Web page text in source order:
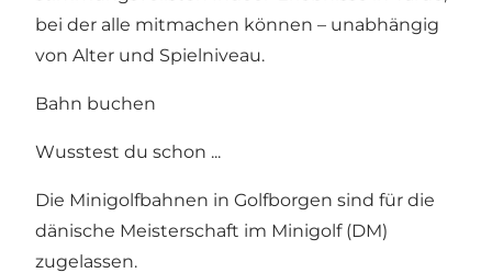
bei der alle mitmachen können – unabhängig
von Alter und Spielniveau.
Bahn buchen
Wusstest du schon ...
Die Minigolfbahnen in Golfborgen sind für die
dänische Meisterschaft im Minigolf (DM)
zugelassen.